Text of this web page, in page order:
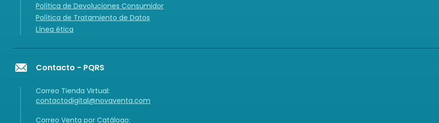
Política de Devoluciones Consumidor
Política de Tratamiento de Datos
Línea ética
Contacto - PQRS
Correo Tienda Virtual:
contactodigital@novaventa.com
Correo Venta por Catálogo: